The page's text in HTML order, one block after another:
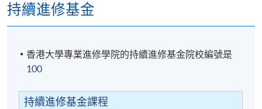
持續進修基金
香港大學專業進修學院的持續進修基金院校編號是
100
持續進修基金課程